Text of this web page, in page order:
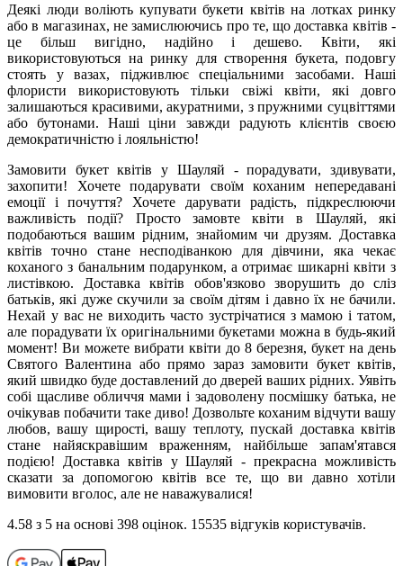
Деякі люди воліють купувати букети квітів на лотках ринку
або в магазинах, не замислюючись про те, що доставка квітів -
це більш вигідно, надійно і дешево. Квіти, які
використовуються на ринку для створення букета, подовгу
стоять у вазах, підживлює спеціальними засобами. Наші
флористи використовують тільки свіжі квіти, які довго
залишаються красивими, акуратними, з пружними суцвіттями
або бутонами. Наші ціни завжди радують клієнтів своєю
демократичністю і лояльністю!
Замовити букет квітів у Шауляй - порадувати, здивувати,
захопити! Хочете подарувати своїм коханим непередавані
емоції і почуття? Хочете дарувати радість, підкреслюючи
важливість події? Просто замовте квіти в Шауляй, які
подобаються вашим рідним, знайомим чи друзям. Доставка
квітів точно стане несподіванкою для дівчини, яка чекає
коханого з банальним подарунком, а отримає шикарні квіти з
листівкою. Доставка квітів обов'язково зворушить до сліз
батьків, які дуже скучили за своїм дітям і давно їх не бачили.
Нехай у вас не виходить часто зустрічатися з мамою і татом,
але порадувати їх оригінальними букетами можна в будь-який
момент! Ви можете вибрати квіти до 8 березня, букет на день
Святого Валентина або прямо зараз замовити букет квітів,
який швидко буде доставлений до дверей ваших рідних. Уявіть
собі щасливе обличчя мами і задоволену посмішку батька, не
очікував побачити таке диво! Дозвольте коханим відчути вашу
любов, вашу щирості, вашу теплоту, пускай доставка квітів
стане найяскравішим враженням, найбільше запам'ятався
подією! Доставка квітів у Шауляй - прекрасна можливість
сказати за допомогою квітів все те, що ви давно хотіли
вимовити вголос, але не наважувалися!
4.58 з 5 на основi 398 оцiнок. 15535 відгуків користувачiв.